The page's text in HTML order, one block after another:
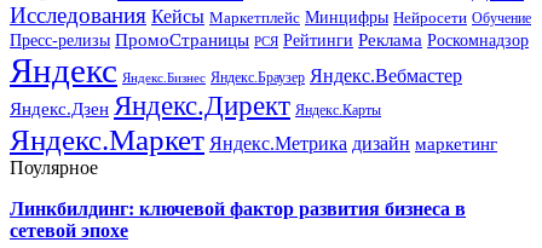
Исследования Кейсы Маркетплейс Минцифры Нейросети Обучение
Пресс-релизы ПромоСтраницы РСЯ Рейтинги Реклама Роскомнадзор
Яндекс Яндекс.Бизнес Яндекс.Браузер Яндекс.Вебмастер
Яндекс.Дзен Яндекс.Директ Яндекс.Карты
Яндекс.Маркет Яндекс.Метрика дизайн маркетинг
Поулярное
Линкбилдинг: ключевой фактор развития бизнеса в
сетевой эпохе